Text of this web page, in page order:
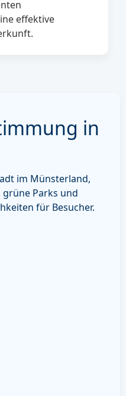
effektive
in
im Münsterland,
Parks und
für Besucher.